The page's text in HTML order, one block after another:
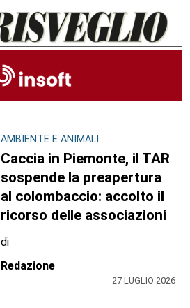
AMBIENTE E ANIMALI
Caccia in Piemonte, il TAR
sospende la preapertura
al colombaccio: accolto il
ricorso delle associazioni
di
Redazione
27 LUGLIO 2026